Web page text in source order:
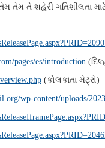
તેમ તે શહેરી ગતિશીલતા
pages/es/introduction (
(કોલકાતા મેટ્રો)
wp-content/uploads/